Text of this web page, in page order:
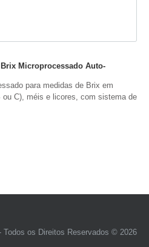
Microprocessado Auto-
para medidas de Brix em
C), méis e licores, com sistema de
Todos os Direitos Reservados © 2026